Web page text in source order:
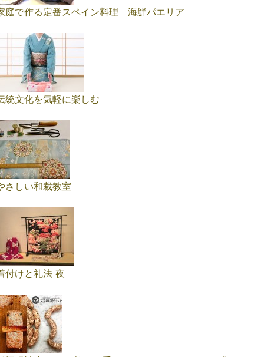
庭で作る定番スペイン料理 海鮮パエリア
統文化を気軽に楽しむ
さしい和裁教室
付けと礼法 夜